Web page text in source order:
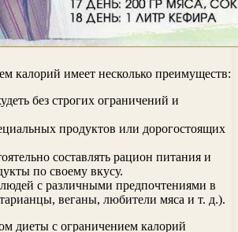
калорий имеет несколько преимуществ:
без строгих ограничений и
продуктов или дорогостоящих
составлять рацион питания и
по своему вкусу.
с различными предпочтениями в
веганы, любители мяса и т. д.).
диеты с ограничением калорий